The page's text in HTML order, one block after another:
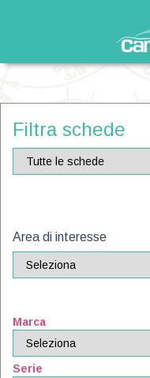
Filtra schede
Area di interesse
Marca
Serie